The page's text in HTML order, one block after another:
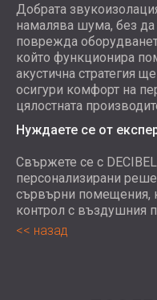
Добрата
намалява шума, без
поврежда
който функционира
акустична стратегия
осигури комфорт на
цялостната
Нуждаете се от
Свържете се с
персонализирани
сървърни помещения,
контрол с въздушния
назад